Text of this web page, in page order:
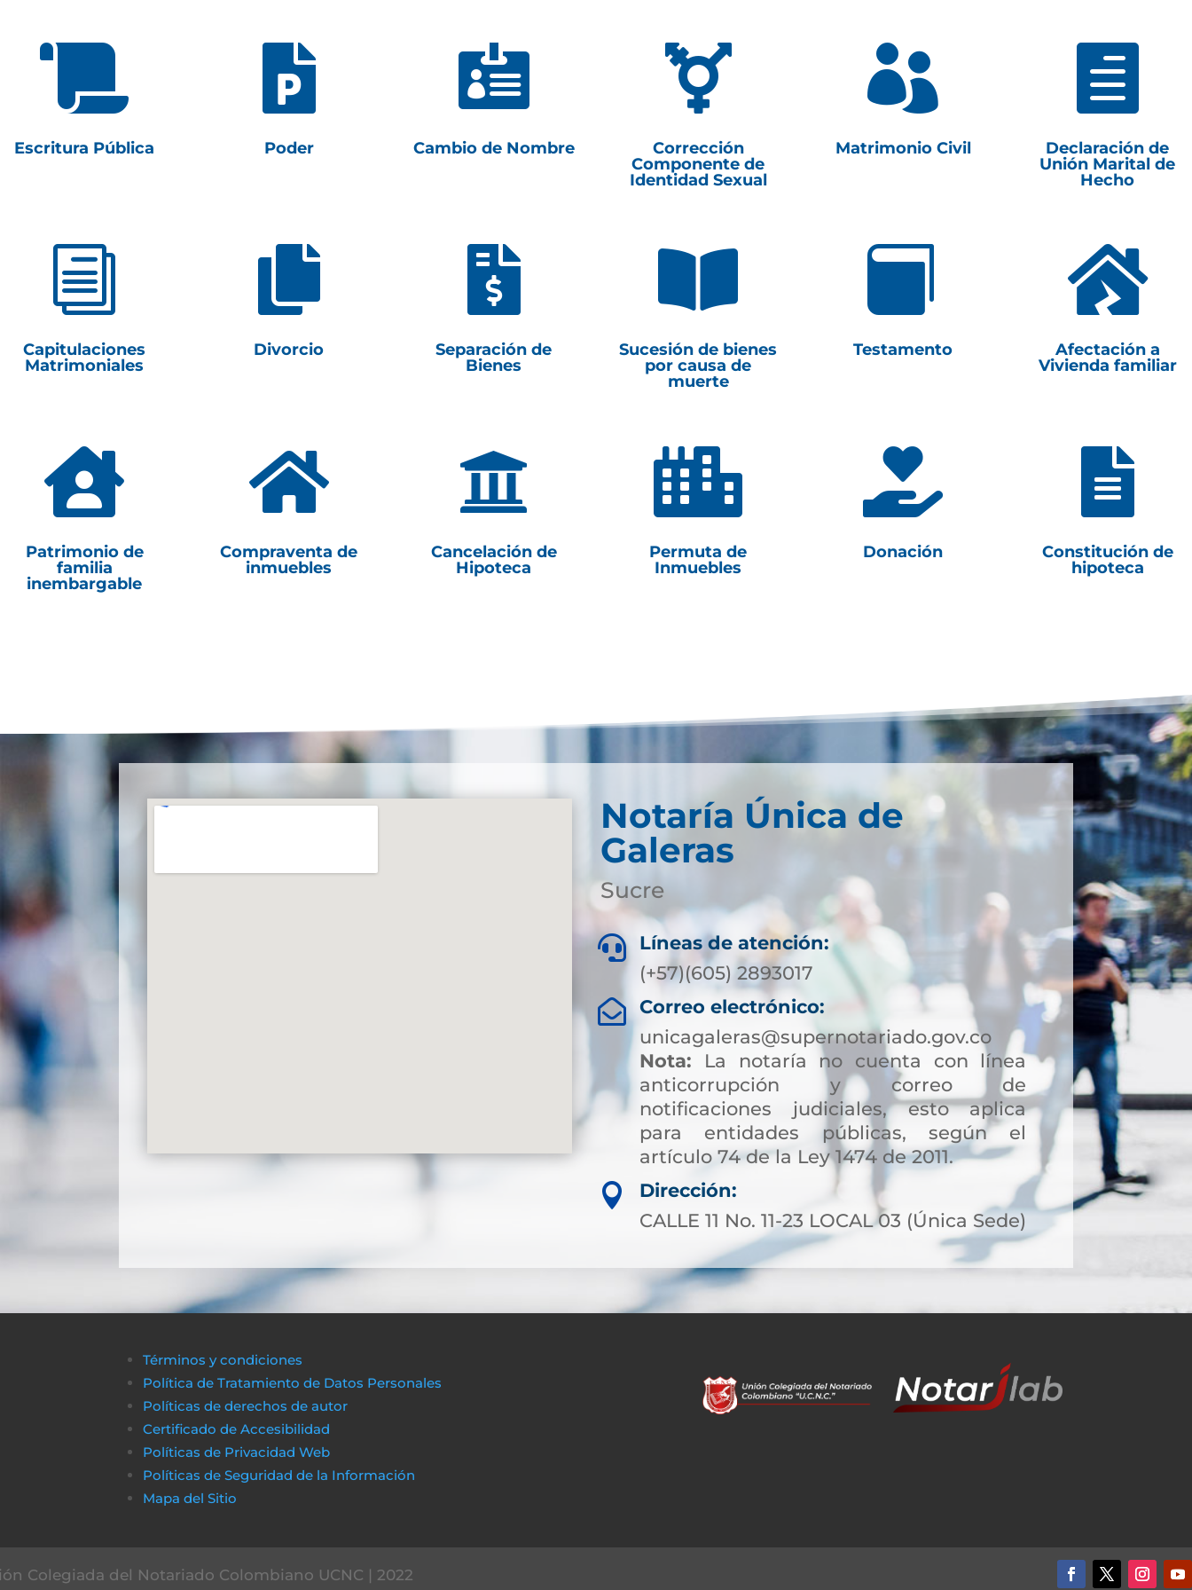

Escritura Pública

Poder

Cambio de Nombre

Corrección
Componente de
Identidad Sexual

Matrimonio Civil

Declaración de
Unión Marital de
Hecho
i
Capitulaciones
Matrimoniales

Divorcio

Separación de
Bienes

Sucesión de bienes
por causa de
muerte

Testamento

Afectación a
Vivienda familiar

Patrimonio de
familia
inembargable

Compraventa de
inmuebles

Cancelación de
Hipoteca

Permuta de
Inmuebles

Donación

Constitución de
hipoteca
Notaría Única de
Galeras
Sucre

Líneas de atención:
(+57)(605) 2893017

Correo electrónico:
unicagaleras@supernotariado.gov.co
Nota: La notaría no cuenta con línea
anticorrupción y correo de
notificaciones judiciales, esto aplica
para entidades públicas, según el
artículo 74 de la Ley 1474 de 2011.

Dirección:
CALLE 11 No. 11-23 LOCAL 03 (Única Sede)
Términos y condiciones
Política de Tratamiento de Datos Personales
Políticas de derechos de autor
Certificado de Accesibilidad
Políticas de Privacidad Web
Políticas de Seguridad de la Información
Mapa del Sitio
Colegiada del Notariado Colombiano UCNC | 2022